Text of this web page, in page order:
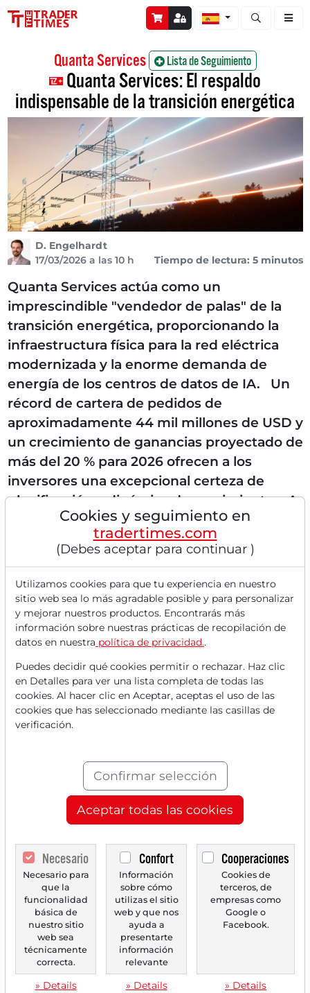
Abrir
Quanta Services Lista de Seguimiento
Quanta Services: El respaldo
indispensable de la transición energética
D. Engelhardt
17/03/2026 a las 10 h
Tiempo de lectura: 5 minutos
Quanta Services actúa como un
imprescindible "vendedor de palas" de la
transición energética, proporcionando la
infraestructura física para la red eléctrica
modernizada y la enorme demanda de
energía de los centros de datos de IA. Un
récord de cartera de pedidos de
aproximadamente 44 mil millones de USD y
un crecimiento de ganancias proyectado de
más del 20 % para 2026 ofrecen a los
inversores una excepcional certeza de
planificación y dinámica de crecimiento. A
pesar de una valoración históricamente alta,
la acción sigue...
Lee este artículo ahora con
una cuentaGRATUITA
Tus beneficios:
Cada mes, puedes leer5 artículos
de la sección premium de forma
Cada mes,2 números de prueba
del periódico Trader de forma
gratuita.
Crea unalista de seguimiento
personal
con un resumen de las
noticias sobre tu acción.
Trader Times
Cuenta gratuita
Cookies y seguimiento en
tradertimes.com
(Debes aceptar para continuar )
Utilizamos cookies para que tu experiencia en nuestro
sitio web sea lo más agradable posible y para personalizar
y mejorar nuestros productos. Encontrarás más
información sobre nuestras prácticas de recopilación de
datos en nuestra política de privacidad..
Puedes decidir qué cookies permitir o rechazar. Haz clic
en Detalles para ver una lista completa de todas las
cookies. Al hacer clic en Aceptar, aceptas el uso de las
cookies que has seleccionado mediante las casillas de
verificación.
Confirmar selección
Aceptar todas las cookies
Necesario
Necesario para
que la
funcionalidad
básica de
nuestro sitio
web sea
técnicamente
correcta.
» Details
Confort
Información
sobre cómo
utilizas el sitio
web y que nos
ayuda a
presentarte
información
relevante
» Details
Cooperaciones
Cookies de
terceros, de
empresas como
Google o
Facebook.
» Details